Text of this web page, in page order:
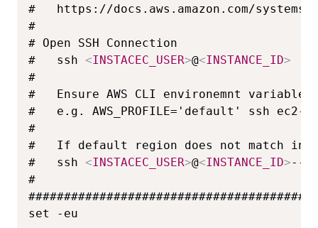
#   https://docs.aws.amazon.com/
#
# Open SSH Connection
#   ssh <INSTACEC_USER>@<INSTANCE_ID>
#
#   Ensure AWS CLI environemnt
#   e.g. AWS_PROFILE='default' ssh ec2-
#
#   If default region does not match
#   ssh <INSTACEC_USER>@<INSTANCE_ID>--
#
set -eu